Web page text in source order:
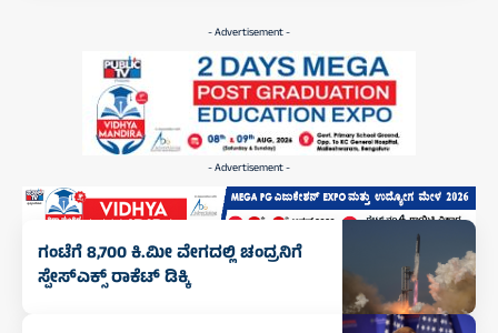
- Advertisement -
- Advertisement -
ಗಂಟೆಗೆ 8,700 ಕಿ.ಮೀ ವೇಗದಲ್ಲಿ ಚಂದ್ರನಿಗೆ
ಸ್ಪೇಸ್‌ಎಕ್ಸ್ ರಾಕೆಟ್ ಡಿಕ್ಕಿ